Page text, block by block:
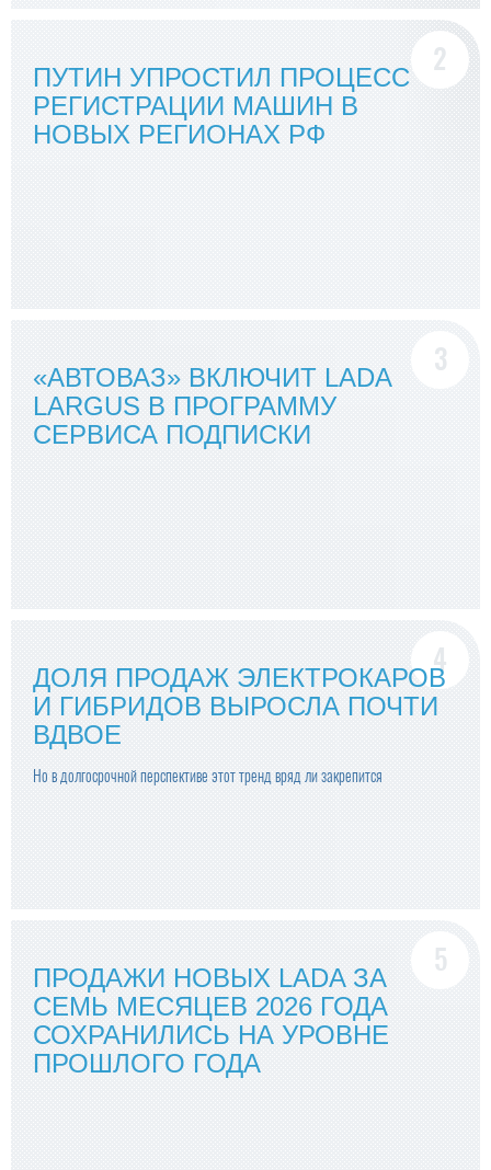
ПУТИН УПРОСТИЛ ПРОЦЕСС
РЕГИСТРАЦИИ МАШИН В
НОВЫХ РЕГИОНАХ РФ
«АВТОВАЗ» ВКЛЮЧИТ LADA
LARGUS В ПРОГРАММУ
СЕРВИСА ПОДПИСКИ
ДОЛЯ ПРОДАЖ ЭЛЕКТРОКАРОВ
И ГИБРИДОВ ВЫРОСЛА ПОЧТИ
ВДВОЕ
Но в долгосрочной перспективе этот тренд вряд ли закрепится
ПРОДАЖИ НОВЫХ LADA ЗА
СЕМЬ МЕСЯЦЕВ 2026 ГОДА
СОХРАНИЛИСЬ НА УРОВНЕ
ПРОШЛОГО ГОДА